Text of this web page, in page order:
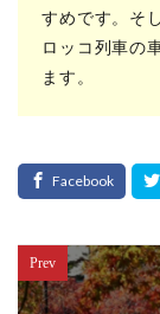
すめです。そ
ロッコ列車の
ます。
Prev